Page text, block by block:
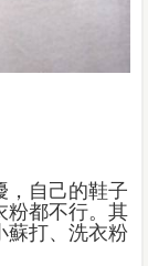
，自己的鞋子
粉都不行。其
蘇打、洗衣粉